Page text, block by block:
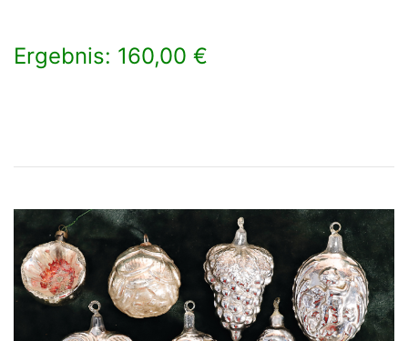
Ergebnis: 160,00 €